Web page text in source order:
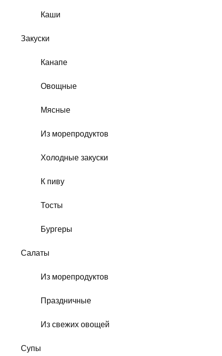
Каши
Закуски
Канапе
Овощные
Мясные
Из морепродуктов
Холодные закуски
К пиву
Тосты
Бургеры
Салаты
Из морепродуктов
Праздничные
Из свежих овощей
Супы